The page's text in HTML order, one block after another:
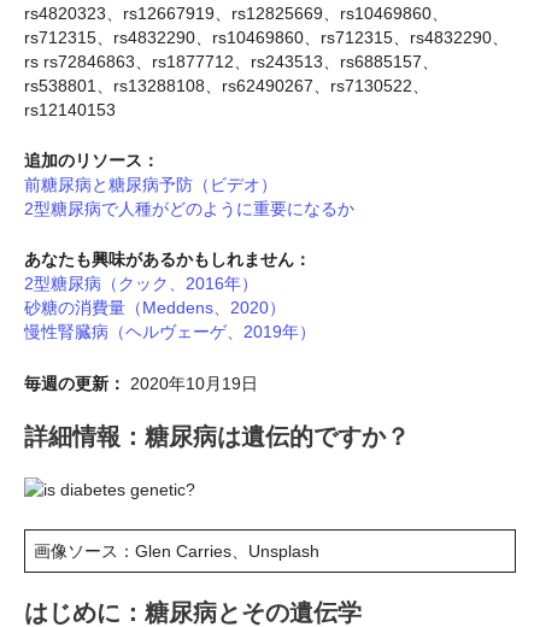
rs4820323、rs12667919、rs12825669、rs10469860、
rs712315、rs4832290、rs10469860、rs712315、rs4832290、
rs rs72846863、rs1877712、rs243513、rs6885157、
rs538801、rs13288108、rs62490267、rs7130522、
rs12140153
追加のリソース：
前糖尿病と糖尿病予防（ビデオ）
2型糖尿病で人種がどのように重要になるか
あなたも興味があるかもしれません：
2型糖尿病（クック、2016年）
砂糖の消費量（Meddens、2020）
慢性腎臓病（ヘルヴェーゲ、2019年）
毎週の更新： 2020年10月19日
詳細情報：糖尿病は遺伝的ですか？
画像ソース：Glen Carries、Unsplash
はじめに：糖尿病とその遺伝学